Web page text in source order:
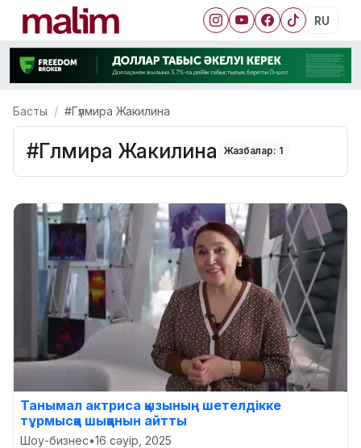
RU
Басты #Гүлмира Жакилина
#Гүлмира Жакилина Жазбалар: 1
Танымал актриса қызының шетелдікке
тұрмысқа шыққанын айтты
Шоу-бизнес•16 сәуір, 2025